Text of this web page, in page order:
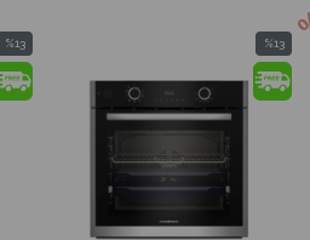
%13
%13İndirim
%13
İndirim